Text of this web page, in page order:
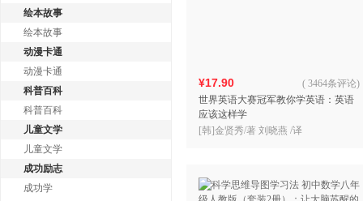
绘本故事
绘本故事
动漫卡通
动漫卡通
科普百科
科普百科
儿童文学
儿童文学
成功励志
成功学
¥17.90
世界英语大赛冠军教你学英语：英语
应该这样学
( 3464条评论)
[韩]金贤秀/著 刘晓燕 /译